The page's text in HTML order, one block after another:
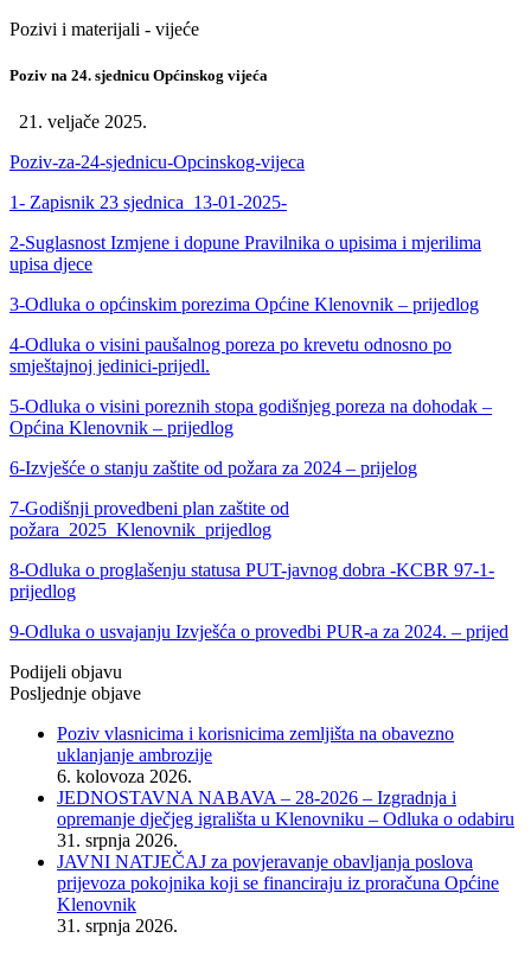
Pozivi i materijali - vijeće
Poziv na 24. sjednicu Općinskog vijeća
21. veljače 2025.
Poziv-za-24-sjednicu-Opcinskog-vijeca
1- Zapisnik 23 sjednica_13-01-2025-
2-Suglasnost Izmjene i dopune Pravilnika o upisima i mjerilima
upisa djece
3-Odluka o općinskim porezima Općine Klenovnik – prijedlog
4-Odluka o visini paušalnog poreza po krevetu odnosno po
smještajnoj jedinici-prijedl.
5-Odluka o visini poreznih stopa godišnjeg poreza na dohodak –
Općina Klenovnik – prijedlog
6-Izvješće o stanju zaštite od požara za 2024 – prijelog
7-Godišnji provedbeni plan zaštite od
požara_2025_Klenovnik_prijedlog
8-Odluka o proglašenju statusa PUT-javnog dobra -KCBR 97-1-
prijedlog
9-Odluka o usvajanju Izvješća o provedbi PUR-a za 2024. – prijed
Podijeli objavu
Posljednje objave
Poziv vlasnicima i korisnicima zemljišta na obavezno
uklanjanje ambrozije
6. kolovoza 2026.
JEDNOSTAVNA NABAVA – 28-2026 – Izgradnja i
opremanje dječjeg igrališta u Klenovniku – Odluka o odabiru
31. srpnja 2026.
JAVNI NATJEČAJ za povjeravanje obavljanja poslova
prijevoza pokojnika koji se financiraju iz proračuna Općine
Klenovnik
31. srpnja 2026.